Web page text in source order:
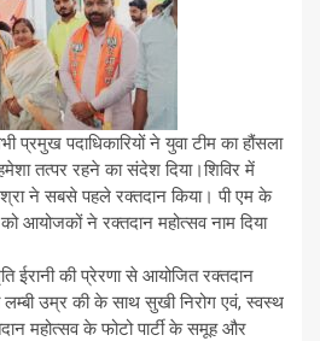
प्रमुख पदाधिकारियों ने युवा टीम का हौंसला
तत्पर रहने का संदेश दिया।शिविर में
ने सबसे पहले रक्तदान किया। पी एम के
आयोजकों ने रक्तदान महोत्सव नाम दिया
ईरानी की प्रेरणा से आयोजित रक्तदान
लम्बी उम्र की के साथ सुखी निरोग एवं, स्वस्थ
महोत्सव के फोटो पार्टी के समूह और